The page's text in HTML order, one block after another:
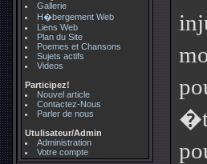
Gallerie
H�bergement Web
Liens Web
Plan du Site
Poemes et Chansons
Sujets actifs
Videos
Participez!
Nouvel article
Contactez-Nous
Parler de nous
Utulisateur/Admin
Administration
Votre compte